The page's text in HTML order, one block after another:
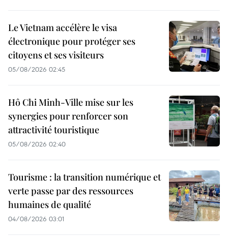
Le Vietnam accélère le visa
électronique pour protéger ses
citoyens et ses visiteurs
05/08/2026 02:45
Hô Chi Minh-Ville mise sur les
synergies pour renforcer son
attractivité touristique
05/08/2026 02:40
Tourisme : la transition numérique et
verte passe par des ressources
humaines de qualité
04/08/2026 03:01